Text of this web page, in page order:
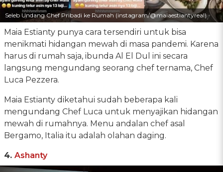
Seleb Undang Chef Pribadi ke Rumah (instagram/@maiaestiantyreal)
Maia Estianty punya cara tersendiri untuk bisa
menikmati hidangan mewah di masa pandemi. Karena
harus di rumah saja, ibunda Al El Dul ini secara
langsung mengundang seorang chef ternama, Chef
Luca Pezzera.
Maia Estianty diketahui sudah beberapa kali
mengundang Chef Luca untuk menyajikan hidangan
mewah di rumahnya. Menu andalan chef asal
Bergamo, Italia itu adalah olahan daging.
4. Ashanty